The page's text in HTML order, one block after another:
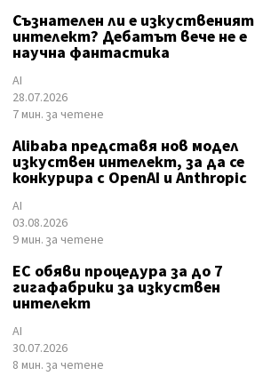
Съзнателен ли е изкуственият
интелект? Дебатът вече не е
научна фантастика
AI
28.07.2026
7 мин. за четене
Alibaba представя нов модел
изкуствен интелект, за да се
конкурира с OpenAI и Anthropic
AI
03.08.2026
9 мин. за четене
ЕС обяви процедура за до 7
гигафабрики за изкуствен
интелект
AI
30.07.2026
8 мин. за четене